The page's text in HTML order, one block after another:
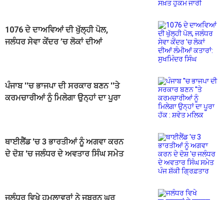
1076 ਦੇ ਦਾਅਵਿਆਂ ਦੀ ਖੁੱਲ੍ਹੀ ਪੋਲ,
ਜਲੰਧਰ ਸੇਵਾ ਕੇਂਦਰ ’ਚ ਲੋਕਾਂ ਦੀਆਂ
ਪੰਜਾਬ ''ਚ ਭਾਜਪਾ ਦੀ ਸਰਕਾਰ ਬਣਨ ''ਤੇ
ਕਰਮਚਾਰੀਆਂ ਨੂੰ ਮਿਲੇਗਾ ਉਨ੍ਹਾਂ ਦਾ ਪੂਰਾ
ਥਾਈਲੈਂਡ 'ਚ 3 ਭਾਰਤੀਆਂ ਨੂੰ ਅਗਵਾ ਕਰਨ
ਦੇ ਦੋਸ਼ 'ਚ ਜਲੰਧਰ ਦੇ ਅਵਤਾਰ ਸਿੰਘ ਸਮੇਤ
ਜਲੰਧਰ ਵਿਖੇ ਹਮਲਾਵਰਾਂ ਨੇ ਜਬਰਨ ਘਰ